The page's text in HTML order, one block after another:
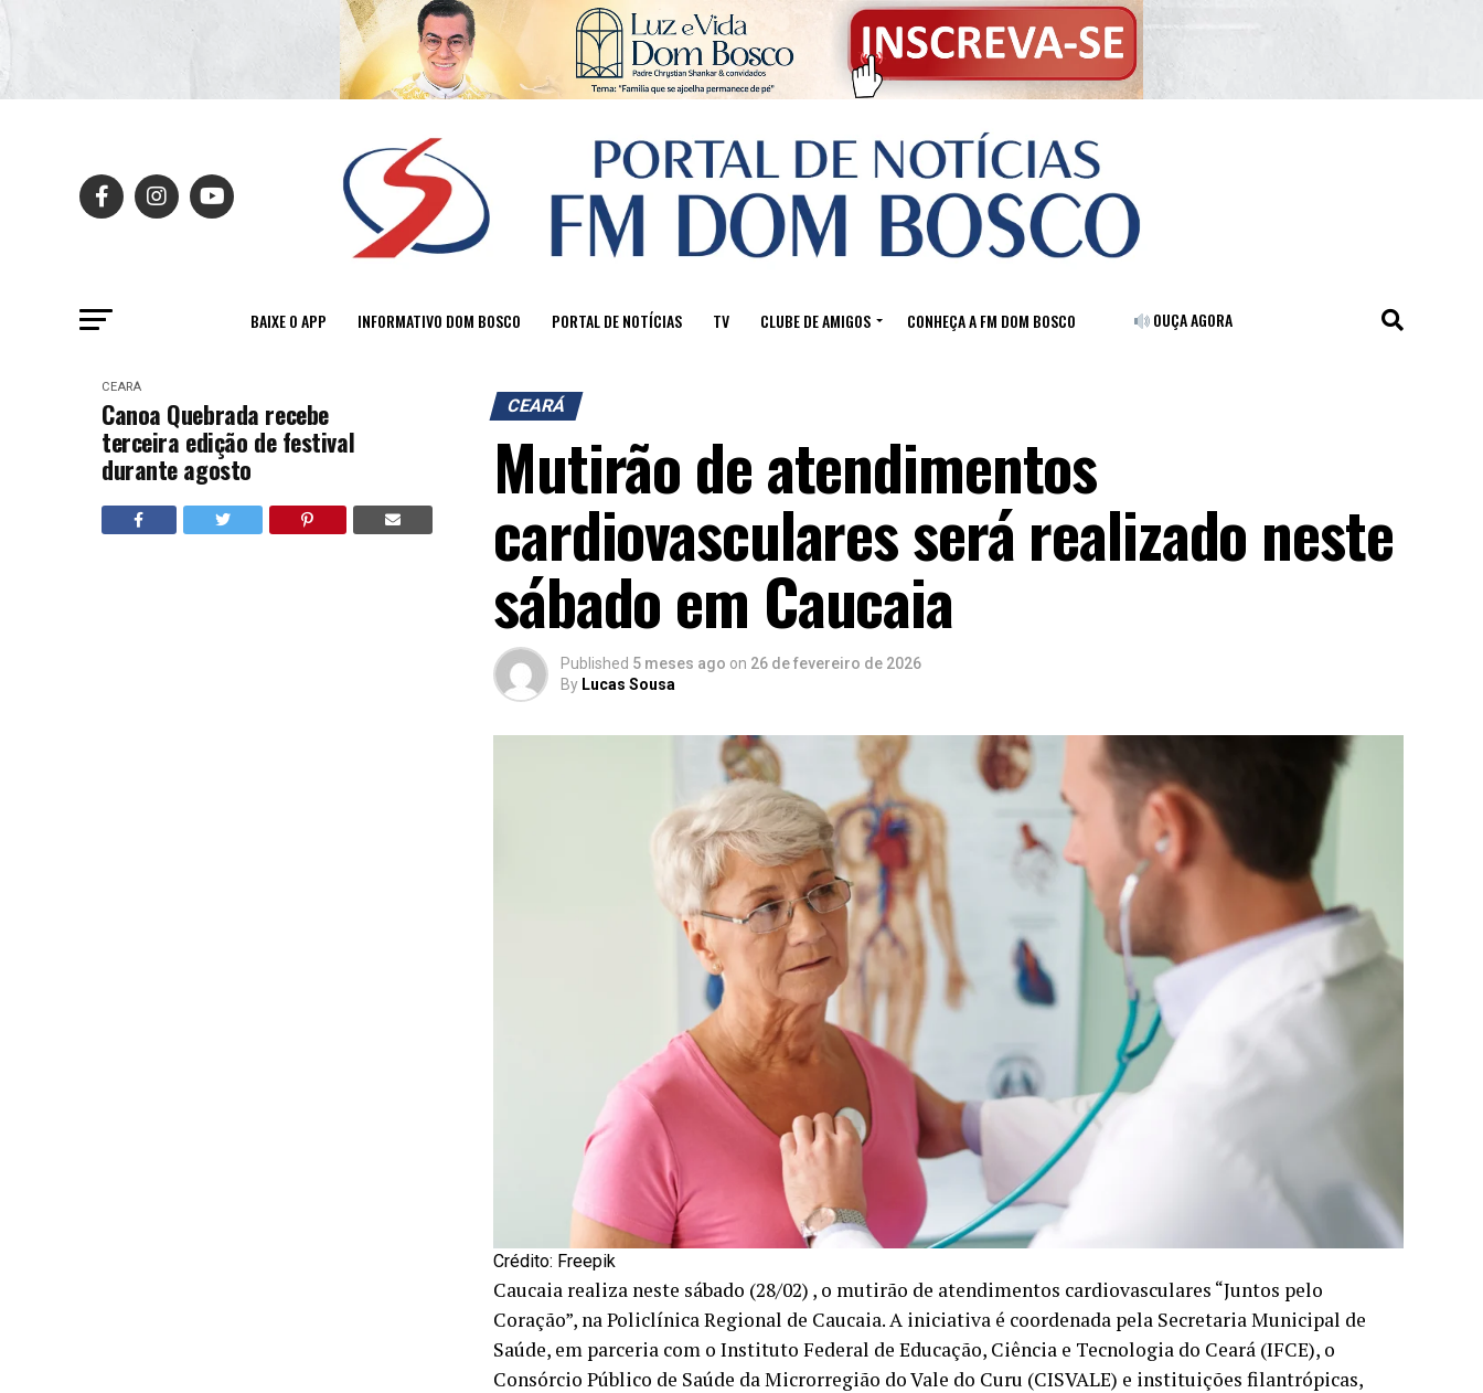
BAIXE O APP INFORMATIVO DOM BOSCO PORTAL DE NOTÍCIAS TV CLUBE DE AMIGOS CONHEÇA A FM DOM BOSCO OUÇA AGORA
CEARÁ
Canoa Quebrada recebe
terceira edição de festival
durante agosto
CEARÁ
Mutirão de atendimentos
cardiovasculares será realizado neste
sábado em Caucaia
Published 5 meses ago on 26 de fevereiro de 2026
By Lucas Sousa
Crédito: Freepik
Caucaia realiza neste sábado (28/02) , o mutirão de atendimentos cardiovasculares “Juntos pelo
Coração”, na Policlínica Regional de Caucaia. A iniciativa é coordenada pela Secretaria Municipal de
Saúde, em parceria com o Instituto Federal de Educação, Ciência e Tecnologia do Ceará (IFCE), o
Consórcio Público de Saúde da Microrregião do Vale do Curu (CISVALE) e instituições filantrópicas,